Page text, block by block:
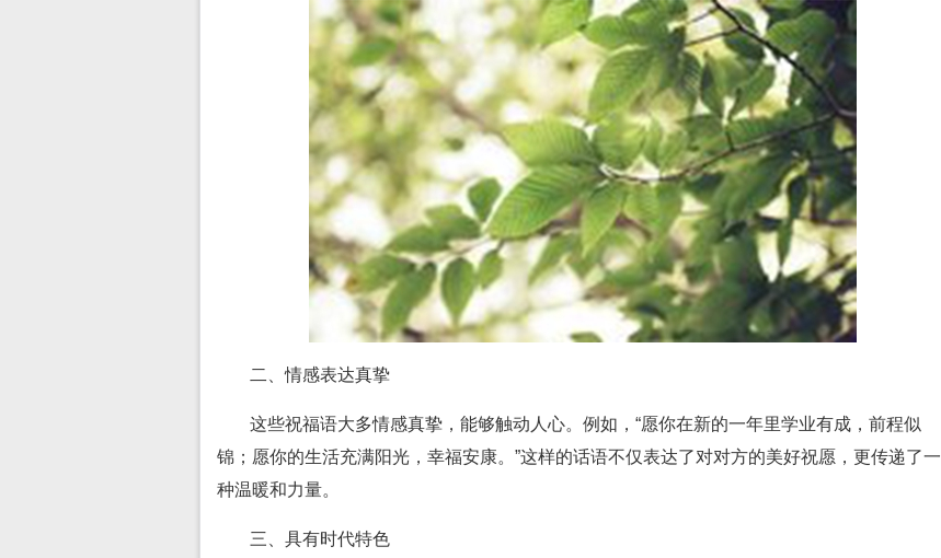
二、情感表达真挚
这些祝福语大多情感真挚，能够触动人心。例如，“愿你在新的一年里学业有成，前程似
锦；愿你的生活充满阳光，幸福安康。”这样的话语不仅表达了对对方的美好祝愿，更传递了一
种温暖和力量。
三、具有时代特色